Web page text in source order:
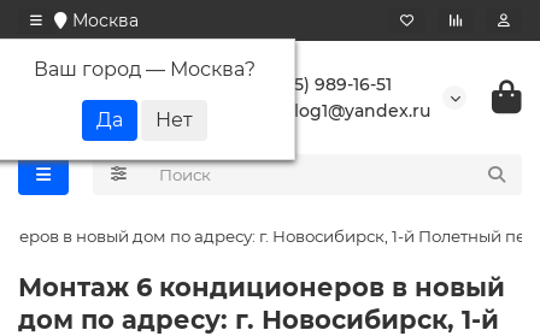
Москва
Ваш город — Москва?
+7 (495) 989-16-51
buranlog1@yandex.ru
в новый дом по адресу: г. Новосибирск, 1-й Полетный пер.
Монтаж 6 кондиционеров в новый
дом по адресу: г. Новосибирск, 1-й